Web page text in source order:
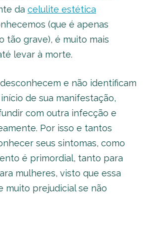
da celulite estética
(que é apenas
tão grave), é muito mais
levar à morte.
e não identificam
de sua manifestação,
com outra infecção e
Por isso e tantos
seus sintomas, como
é primordial, tanto para
mulheres, visto que essa
muito prejudicial se não